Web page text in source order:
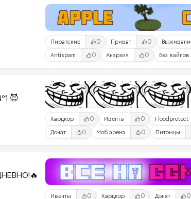
Пиратские 0 Приват 0
Antispam 0 Анархия 0 Без вайпов
😈
Хардкор 0 Ивенты 0 Floodprotect
Донат 0 Моб арена 0 Питомцы
Ивенты 0 Хардкор 0 Донат 0